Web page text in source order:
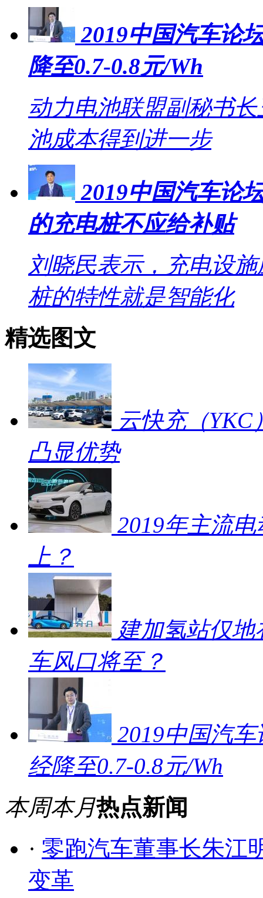
2019中国汽车论
降至0.7-0.8元/Wh
动力电池联盟副秘书
池成本得到进一步
2019中国汽车论
的充电桩不应给补贴
刘晓民表示，充电设
桩的特性就是智能化
精选图文
云快充（YKC
凸显优势
2019年主流
上？
建加氢站仅地
车风口将至？
2019中国汽
经降至0.7-0.8元/Wh
本周本月热点新闻
· 零跑汽车董事长朱江
变革